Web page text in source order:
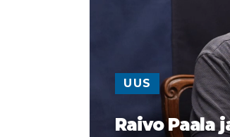
UUS
Raivo Paala